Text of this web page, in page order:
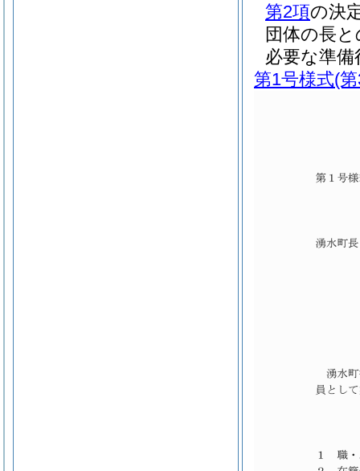
第2項の決
団体の長
必要な準
第1号様式(